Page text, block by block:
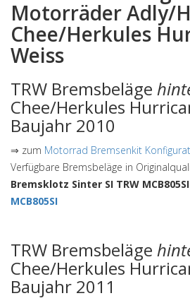
Motorräder Adly/
Chee/Herkules
Weiss
TRW Bremsbeläge
Chee/Herkules
Baujahr 2010
⇒ zum Motorrad Bremsenkit
Verfügbare Bremsbeläge in
Bremsklotz Sinter SI TRW
MCB805SI
TRW Bremsbeläge
Chee/Herkules
Baujahr 2011